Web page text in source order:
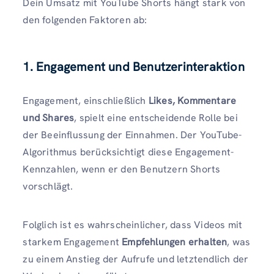
Dein Umsatz mit YouTube Shorts hängt stark von
den folgenden Faktoren ab:
1. Engagement und Benutzerinteraktion
Engagement, einschließlich Likes, Kommentare
und Shares, spielt eine entscheidende Rolle bei
der Beeinflussung der Einnahmen. Der YouTube-
Algorithmus berücksichtigt diese Engagement-
Kennzahlen, wenn er den Benutzern Shorts
vorschlägt.
Folglich ist es wahrscheinlicher, dass Videos mit
starkem Engagement Empfehlungen erhalten, was
zu einem Anstieg der Aufrufe und letztendlich der